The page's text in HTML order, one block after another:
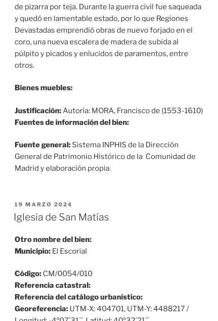
de pizarra por teja. Durante la guerra civil fue saqueada
y quedó en lamentable estado, por lo que Regiones
Devastadas emprendió obras de nuevo forjado en el
coro, una nueva escalera de madera de subida al
púlpito y picados y enlucidos de paramentos, entre
otros.
Bienes muebles:
Justificación:Autoría: MORA, Francisco de (1553-1610)
Fuentes de información del bien:
Fuente general: Sistema INPHIS de la Dirección
General de Patrimonio Histórico de la Comunidad de
Madrid y elaboración propia.
PUBLICADO
EL
19 MARZO 2024
Iglesia de San Matías
Otro nombre del bien:
Municipio: El Escorial
Código: CM/0054/010
Referencia catastral:
Referencia del catálogo urbanístico:
Georeferencia: UTM-X: 404701, UTM-Y: 4488217 /